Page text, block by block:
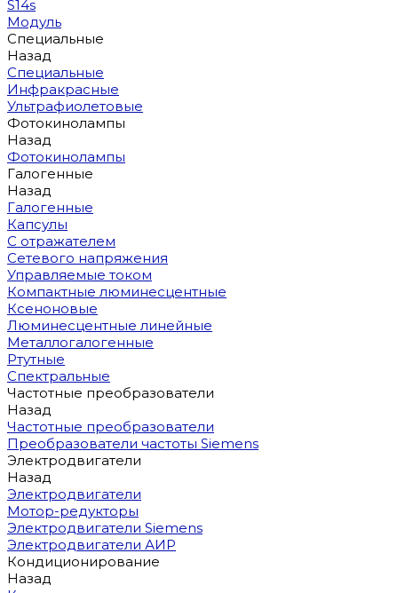
S14s
Модуль
Специальные
Назад
Специальные
Инфракрасные
Ультрафиолетовые
Фотокинолампы
Назад
Фотокинолампы
Галогенные
Назад
Галогенные
Капсулы
С отражателем
Сетевого напряжения
Управляемые током
Компактные люминесцентные
Ксеноновые
Люминесцентные линейные
Металлогалогенные
Ртутные
Спектральные
Частотные преобразователи
Назад
Частотные преобразователи
Преобразователи частоты Siemens
Электродвигатели
Назад
Электродвигатели
Мотор-редукторы
Электродвигатели Siemens
Электродвигатели АИР
Кондиционирование
Назад